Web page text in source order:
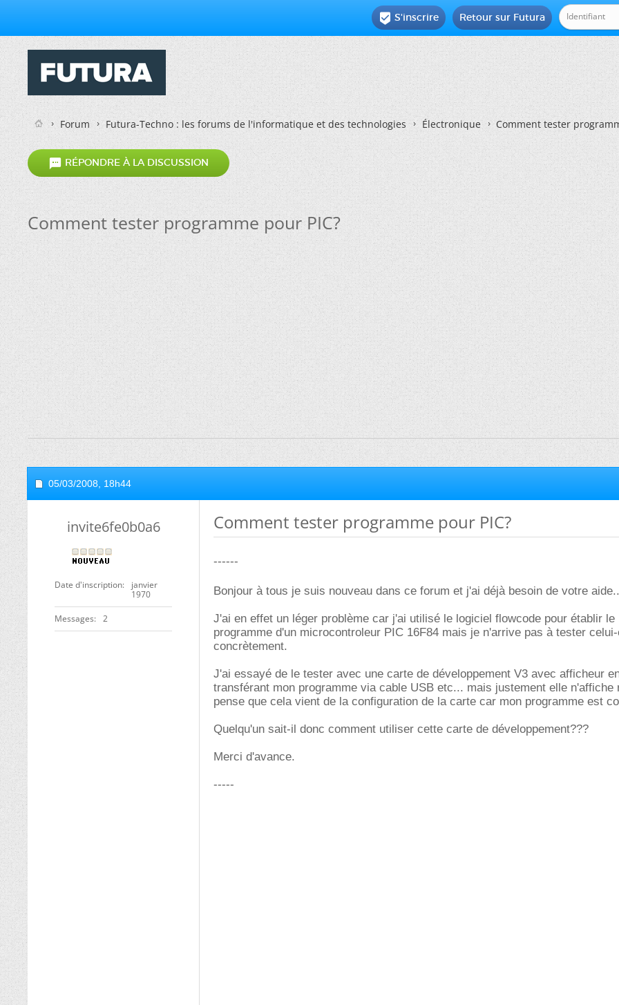
Retour sur Futura
 S'inscrire
Forum Futura-Techno : les forums de l'informatique et des technologies Électronique Comment tester
 RÉPONDRE À LA DISCUSSION
Comment tester programme pour PIC?
05/03/2008, 18h44
invite6fe0b0a6
Date d'inscription
janvier
1970
Messages 2
Comment tester programme pour PIC?
------
Bonjour à tous je suis nouveau dans ce forum et j'ai déjà besoin de votre
J'ai en effet un léger problème car j'ai utilisé le logiciel flowcode pour établir le
programme d'un microcontroleur PIC 16F84 mais je n'arrive pas à tester
concrètement.
J'ai essayé de le tester avec une carte de développement V3 avec afficheur
transférant mon programme via cable USB etc... mais justement elle n'affiche
pense que cela vient de la configuration de la carte car mon programme est
Quelqu'un sait-il donc comment utiliser cette carte de développement???
Merci d'avance.
-----